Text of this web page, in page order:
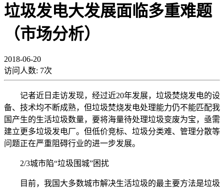
垃圾发电大发展面临多重难题
（市场分析）
2018-06-20
访问人数: 7次
记者近日走访发现，经过近20年发展，垃圾焚烧发电的设
备、技术均不断成熟，但垃圾焚烧发电处理能力仍不能匹配我
国产生的生活垃圾数量，要将海量待处理垃圾变废为宝，亟需
建立更多垃圾发电厂。但低价竞标、垃圾分类难、管理分散等
问题正在严重阻碍行业的进一步发展。
2/3城市陷“垃圾围城”困扰
目前，我国大多数城市解决生活垃圾的最主要方法是垃圾